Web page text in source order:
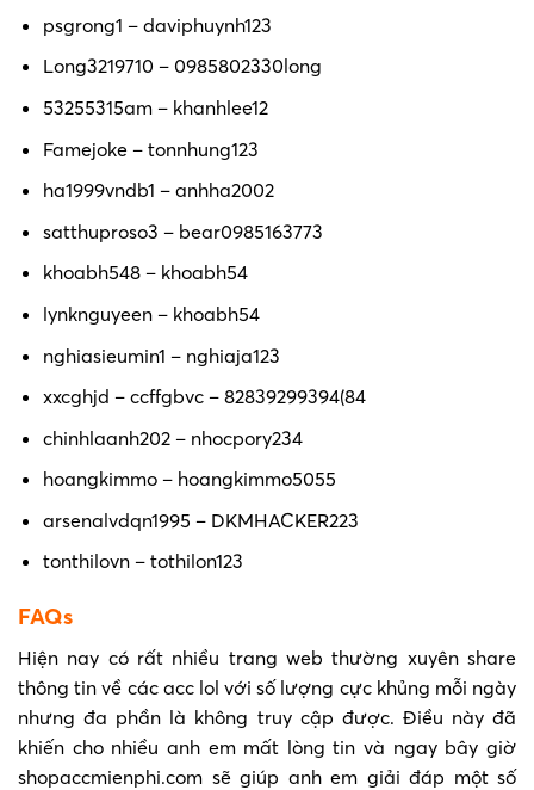
psgrong1 – daviphuynh123
Long3219710 – 0985802330long
53255315am – khanhlee12
Famejoke – tonnhung123
ha1999vndb1 – anhha2002
satthuproso3 – bear0985163773
khoabh548 – khoabh54
lynknguyeen – khoabh54
nghiasieumin1 – nghiaja123
xxcghjd – ccffgbvc – 82839299394(84
chinhlaanh202 – nhocpory234
hoangkimmo – hoangkimmo5055
arsenalvdqn1995 – DKMHACKER223
tonthilovn – tothilon123
FAQs
Hiện nay có rất nhiều trang web thường xuyên share
thông tin về các acc lol với số lượng cực khủng mỗi ngày
nhưng đa phần là không truy cập được. Điều này đã
khiến cho nhiều anh em mất lòng tin và ngay bây giờ
shopaccmienphi.com sẽ giúp anh em giải đáp một số